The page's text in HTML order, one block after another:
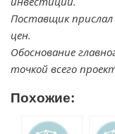
Поставщик прислал
цен.
Обоснование
точкой всего
Похожие: